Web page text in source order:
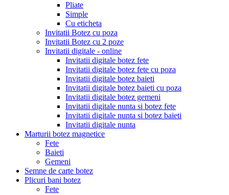
Pliate
Simple
Cu eticheta
Invitatii Botez cu poza
Invitatii Botez cu 2 poze
Invitatii digitale - online
Invitatii digitale botez fete
Invitatii digitale botez fete cu poza
Invitatii digitale botez baieti
Invitatii digitale botez baieti cu poza
Invitatii digitale botez gemeni
Invitatii digitale nunta si botez fete
Invitatii digitale nunta si botez baieti
Invitatii digitale nunta
Marturii botez magnetice
Fete
Baieti
Gemeni
Semne de carte botez
Plicuri bani botez
Fete